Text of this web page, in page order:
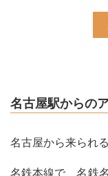
名古屋駅からの
名古屋から来られ
名鉄本線で、名鉄